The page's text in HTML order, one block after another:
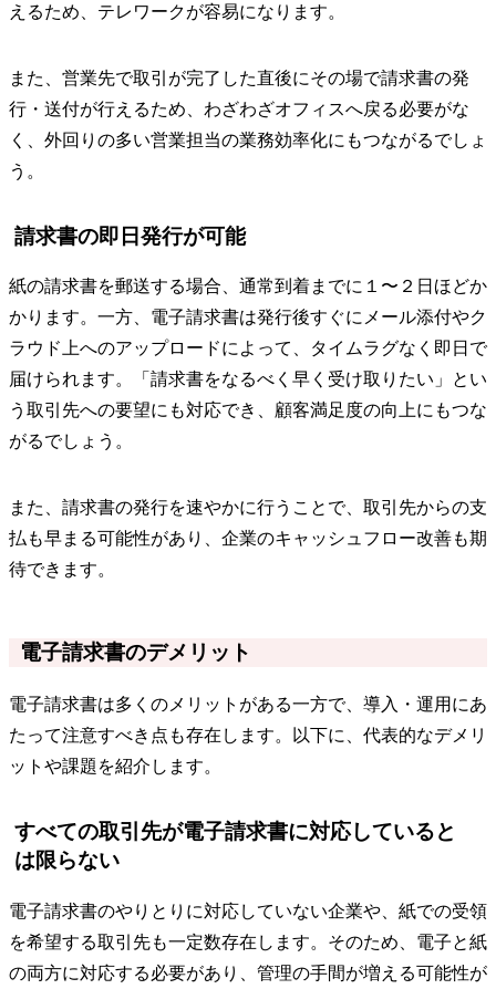
えるため、テレワークが容易になります。
また、営業先で取引が完了した直後にその場で請求書の発
行・送付が行えるため、わざわざオフィスへ戻る必要がな
く、外回りの多い営業担当の業務効率化にもつながるでしょ
う。
請求書の即日発行が可能
紙の請求書を郵送する場合、通常到着までに１〜２日ほどか
かります。一方、電子請求書は発行後すぐにメール添付やク
ラウド上へのアップロードによって、タイムラグなく即日で
届けられます。「請求書をなるべく早く受け取りたい」とい
う取引先への要望にも対応でき、顧客満足度の向上にもつな
がるでしょう。
また、請求書の発行を速やかに行うことで、取引先からの支
払も早まる可能性があり、企業のキャッシュフロー改善も期
待できます。
電子請求書のデメリット
電子請求書は多くのメリットがある一方で、導入・運用にあ
たって注意すべき点も存在します。以下に、代表的なデメリ
ットや課題を紹介します。
すべての取引先が電子請求書に対応していると
は限らない
電子請求書のやりとりに対応していない企業や、紙での受領
を希望する取引先も一定数存在します。そのため、電子と紙
の両方に対応する必要があり、管理の手間が増える可能性が